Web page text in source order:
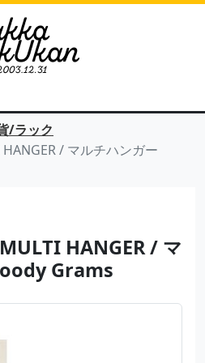
/ラック
/ マルチハンガー
HANGER / マ
Grams